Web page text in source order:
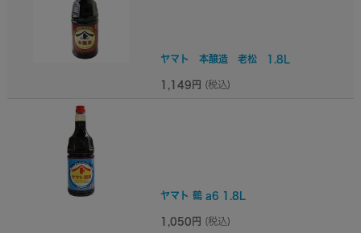
ヤマト 本醸造 老松 1.8L
1,149円 (税込)
ヤマト 鶴 a6 1.8L
1,050円 (税込)